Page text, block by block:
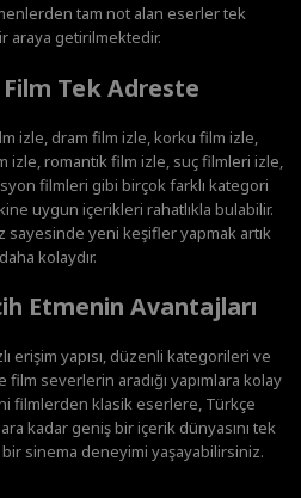
tam not alan eserler tek
araya getirilmektedir.
Tek Adreste
izle, dram film izle, korku film izle,
izle, romantik film izle, suç filmleri izle,
filmleri gibi birçok farklı kategori
uygun içerikleri rahatlıkla bulabilir.
sayesinde yeni keşifler yapmak artık
kolaydır.
Etmenin Avantajları
erişim yapısı, düzenli kategorileri ve
film severlerin aradığı yapımlara kolay
filmlerden klasik eserlere, Türkçe
kadar geniş bir içerik dünyasını tek
sinema deneyimi yaşayabilirsiniz.